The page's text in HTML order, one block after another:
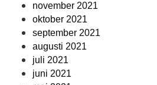
november 2021
oktober 2021
september 2021
augusti 2021
juli 2021
juni 2021